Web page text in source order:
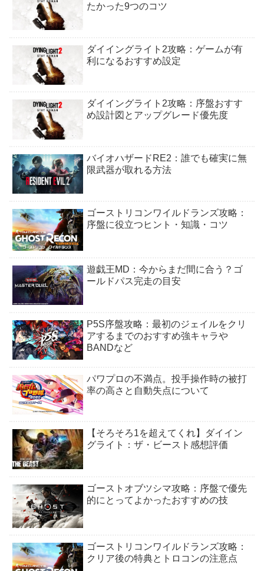
たかった9つのコツ
ダイイングライト2攻略：ゲームが有
利になるおすすめ設定
ダイイングライト2攻略：序盤おすす
め設計図とアップグレード優先度
バイオハザードRE2：誰でも確実に無
限武器が取れる方法
ゴーストリコンワイルドランズ攻略：
序盤に役立つヒント・知識・コツ
遊戯王MD：今からまだ間に合う？ゴ
ールドパス完走の目安
P5S序盤攻略：最初のジェイルをクリ
アするまでのおすすめ強キャラや
BANDなど
パワプロの不満点。投手操作時の被打
率の高さと自動失点について
【そろそろ1を超えてくれ】ダイイン
グライト：ザ・ビースト感想評価
ゴーストオブツシマ攻略：序盤で優先
的にとってよかったおすすめの技
ゴーストリコンワイルドランズ攻略：
クリア後の特典とトロコンの注意点